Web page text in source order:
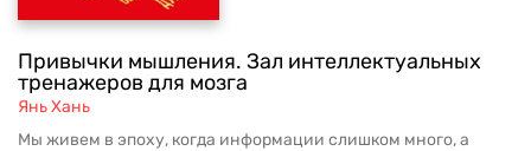
Привычки мышления. Зал интеллектуальных
тренажеров для мозга
Янь Хань
Мы живем в эпоху, когда информации слишком много, а